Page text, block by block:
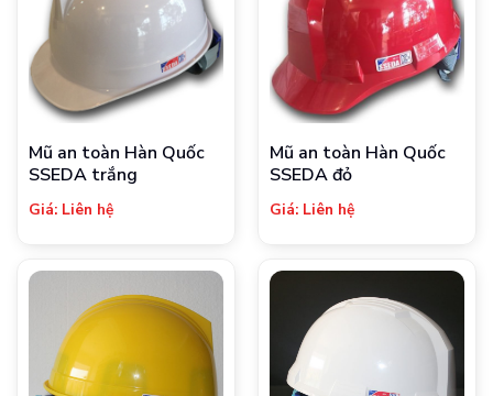
Mũ an toàn Hàn Quốc
SSEDA trắng
Giá: Liên hệ
Mũ an toàn Hàn Quốc
SSEDA đỏ
Giá: Liên hệ